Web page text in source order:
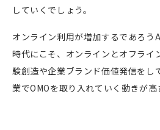
していくでしょう。
オンライン利用が増加するであろ
時代にこそ、オンラインとオフライ
験創造や企業ブランド価値発信をし
業でOMOを取り入れていく動きが高